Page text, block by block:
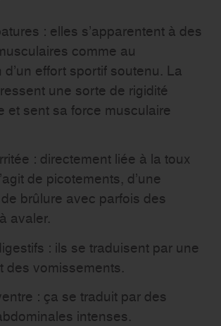
: elles s’apparentent à des
comme au
d’un effort sportif soutenu. La
une sorte de rigidité
et sent sa force musculaire
: directement liée à la toux
de picotements, d’une
brûlure avec parfois des
avaler.
: ils se traduisent par une
des vomissements.
: ça se traduit par des
intenses.